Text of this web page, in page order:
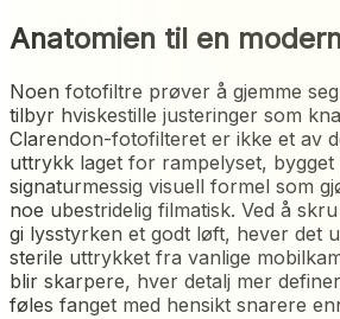
Anatomien til en
Noen fotofiltre prøver å gjemme
tilbyr hviskestille justeringer som
Clarendon-fotofilteret er ikke et av
uttrykk laget for rampelyset, bygget
signaturmessig visuell formel som
noe ubestridelig filmatisk. Ved å
gi lysstyrken et godt løft, hever det
sterile uttrykket fra vanlige
blir skarpere, hver detalj mer
føles fanget med hensikt snarere